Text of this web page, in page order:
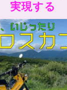
実現する